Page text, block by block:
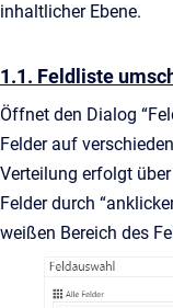
inhaltlicher Ebene.
1.1. Feldliste
Öffnet den Dialog
Felder auf
Verteilung erfolgt
Felder durch
weißen Bereich des